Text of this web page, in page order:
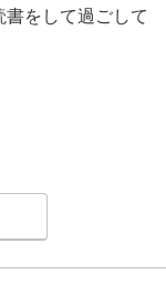
をして過ごして